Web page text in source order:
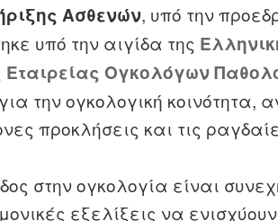
Ασθενών, υπό την
υπό την αιγίδα της
Εταιρείας Ογκολόγων
την ογκολογική κοινότητα,
προκλήσεις και τις
στην ογκολογία είναι
εξελίξεις να